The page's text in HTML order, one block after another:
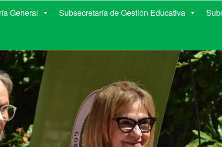
EDUCACIÓN DE
General Subsecretaría de Gestión Educativa